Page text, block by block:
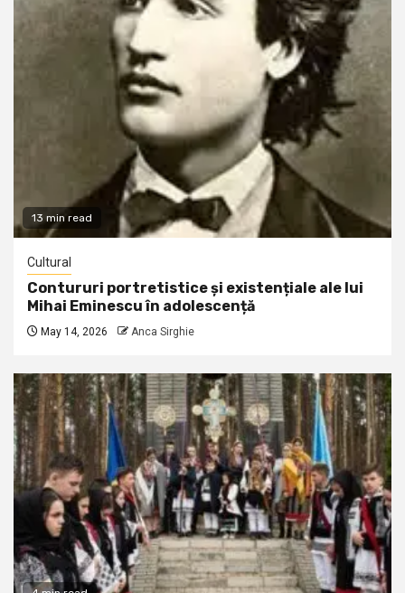
13 min read
Cultural
Contururi portretistice și existențiale ale lui
Mihai Eminescu în adolescență
May 14, 2026 Anca Sirghie